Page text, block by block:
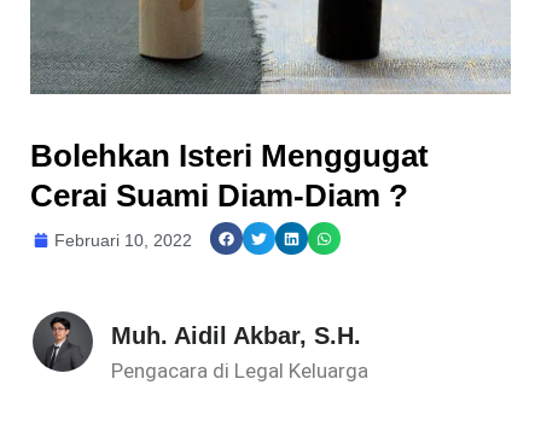
Bolehkan Isteri Menggugat
Cerai Suami Diam-Diam ?
Februari 10, 2022
Muh. Aidil Akbar, S.H.
Pengacara di Legal Keluarga